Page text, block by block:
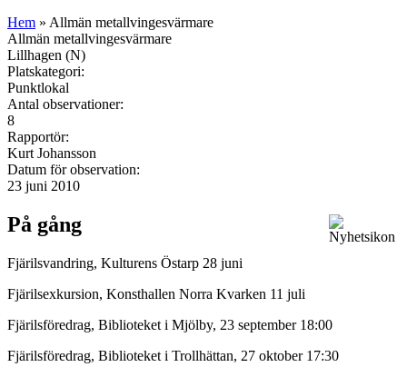
Hem » Allmän metallvingesvärmare
Allmän metallvingesvärmare
Lillhagen (N)
Platskategori:
Punktlokal
Antal observationer:
8
Rapportör:
Kurt Johansson
Datum för observation:
23 juni 2010
På gång
Fjärilsvandring, Kulturens Östarp 28 juni
Fjärilsexkursion, Konsthallen Norra Kvarken 11 juli
Fjärilsföredrag, Biblioteket i Mjölby, 23 september 18:00
Fjärilsföredrag, Biblioteket i Trollhättan, 27 oktober 17:30